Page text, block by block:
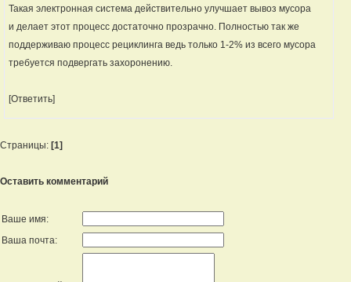
Такая электронная система действительно улучшает вывоз мусора
и делает этот процесс достаточно прозрачно. Полностью так же
поддерживаю процесс рециклинга ведь только 1-2% из всего мусора
требуется подвергать захоронению.
[Ответить]
Страницы: [1]
Оставить комментарий
Ваше имя:
Ваша почта: